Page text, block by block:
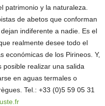
patrimonio y la naturaleza.
de abetos que conforman
indiferente a nadie. Es el
realmente desee todo el
económicas de los Pirineos. Y,
realizar una salida
en aguas termales o
Tel.: +33 (0)5 59 05 31